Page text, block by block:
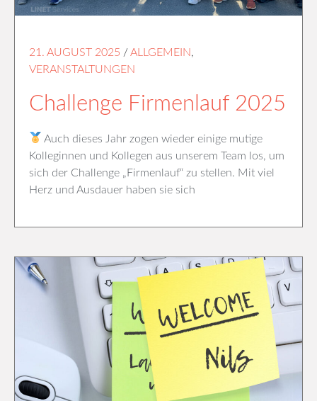
21. AUGUST 2025 /ALLGEMEIN,
VERANSTALTUNGEN
Challenge Firmenlauf 2025
Auch dieses Jahr zogen wieder einige mutige
Kolleginnen und Kollegen aus unserem Team los, um
sich der Challenge „Firmenlauf“ zu stellen. Mit viel
Herz und Ausdauer haben sie sich